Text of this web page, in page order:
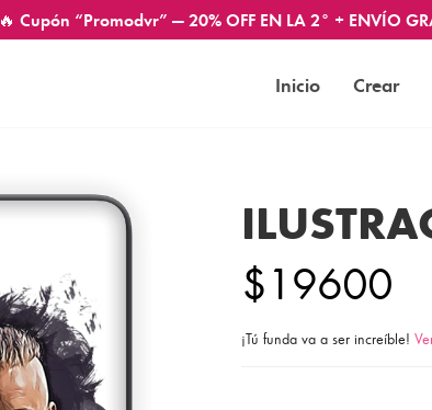
🔥 Cupón “Promodvr” — 20% OFF EN LA 2° + ENVÍO
Inicio Crear
$19600
¡Tú funda va a ser increíble!